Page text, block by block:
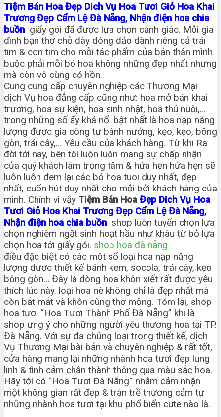
Tiệm Bán Hoa Đẹp Dich Vụ Hoa Tươi Giỏ Hoa Khai
Trương Đẹp Cẩm Lệ Đà Nẵng, Nhận điện hoa chia
buồn giấy gói đã được lựa chọn cảnh giác. Mỗi gia
đình bạn thợ chỗ đây đông đảo dành riêng cả trái
tim & con tim cho mỗi tác phẩm của bản thân mình
buộc phải mỗi bó hoa không những đẹp nhất nhưng
mà còn vô cùng có hồn.
Cung cung cấp chuyên nghiệp các Thương Mại
dịch Vụ hoa đẳng cấp cũng như: hoa mở bán khai
trương, hoa sự kiện, hoa sinh nhật, hoa thú nuôi,…
trong những số ấy khá nổi bật nhất là hoa nạp năng
lượng được gia công tự bánh nướng, kẹo, kẹo, bông
gòn, trái cây,… Yêu cầu của khách hàng. Từ khi Ra
đời tới nay, bên tôi luôn luôn mang sự chấp nhận
của quý khách làm trọng tâm & hứa hẹn hứa hẹn sẽ
luôn luôn đem lại các bó hoa tuoi duy nhất, đẹp
nhất, cuốn hút duy nhất cho mỗi bởi khách hàng của
mình. Chính vì vậy Tiệm Bán HoaĐẹp Dich Vụ Hoa
Tươi Giỏ Hoa Khai Trương Đẹp Cẩm Lệ Đà Nẵng,
Nhận điện hoa chia buồn shop luôn tuyển chọn lựa
chọn nghiêm ngặt sinh hoạt hầu như khâu từ bỏ lựa
chọn hoa tới giấy gói. shop hoa đà nẵng
điều đặc biệt có các một số loại hoa nạp năng
lượng được thiết kế bánh kem, socola, trái cây, kẹo
bông gòn… Đây là dòng hoa khôn xiết rất được yêu
thích lúc này. loại hoa nè không chỉ là đẹp nhất mà
còn bắt mắt và khôn cùng thơ mộng. Tóm lại, shop
hoa tươi “Hoa Tươi Thành Phố Đà Nẵng” khi là
shop ưng ý cho những người yêu thương hoa tại TP.
Đà Nẵng. Với sự đa chủng loại trong thiết kế, dịch
Vụ Thương Mại bài bản và chuyên nghiệp & rất tốt,
cửa hàng mang lại những nhành hoa tươi đẹp lung
linh & tình cảm chân thành thông qua màu sắc hoa.
Hãy tới có “Hoa Tươi Đà Nẵng” nhằm cảm nhận
một không gian rất đẹp & tràn trề thương cảm tự
những nhành hoa tươi tại khu phố biển cute nào là.